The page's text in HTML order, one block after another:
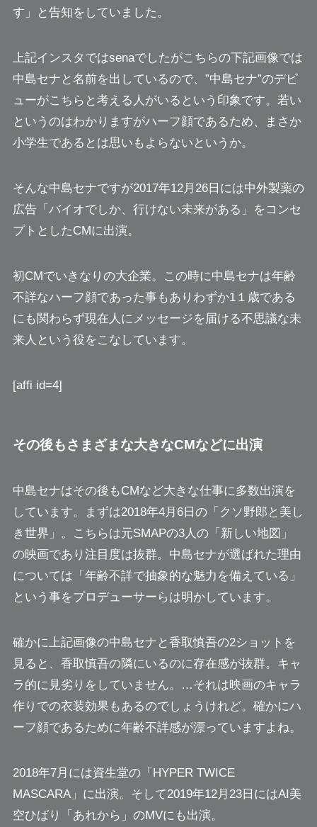
す」と告知をしていました。
上記インスタではsenaでしたがこちらの下記画像では
中島セナと名前を出しているので、”中島セナ”のデビ
ューがこちらと考える人がいるという印象です。 若い
というのはわかりますがハーフ顔であるため、まさか
小学生であるとは思いもよらないというか。
そんな中島セナですが2017年12月26日には中外製薬の
広告「バイオでしか、行けない未来がある」をコンセ
プトとしたCMに出演。
初CMでいきなりの大企業。この時に中島セナは年齢
不詳なハーフ顔であった事もあり わずか1１歳である
にも関わらず現在人にメッセージを届ける不思議な未
来人という役をこなしています。
[affi id=4]
その後もさまざまな大きなCMなどに出演
中島セナはその後もCMなど大きな仕事に多数出演を
しています。まずは2018年4月6日の「クソ野郎と美し
き世界」 。こちらは元SMAPの3人の「新しい地図」
の映画であり注目度は抜群。中島セナが選ばれた理由
については 「年齢不詳で抽象的な魅力を備えている」
という事をプロデューサーらは明かしています。
確かに上記画像の中島セナと香取慎吾の2ショットを
見ると、香取慎吾の隣にいるのに存在感が抜群。キャ
ラ的に見劣りをしていません。…それは映画のキャラ
作りでの衣装効果もあるのでしょうけれど。確かにハ
ーフ顔であるために年齢不詳感が漂っていますよね。
2018年7月には資生堂の「HYPER TWICE
MASCARA」に出演。そして2019年12月23日にはAI美
空ひばり「あれから」のMVにも出演。